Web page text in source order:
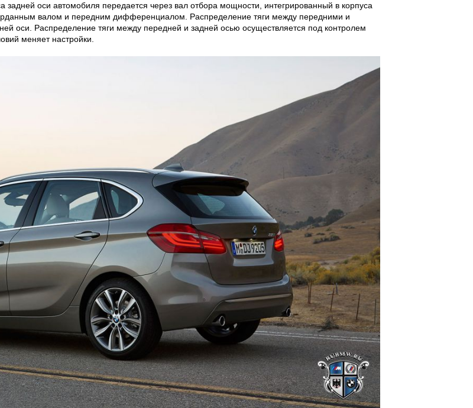
оси автомобиля передается через вал отбора мощности, интегрированный в корпуса
валом и передним дифференциалом. Распределение тяги между передними и
оси. Распределение тяги между передней и задней осью осуществляется под контролем
меняет настройки.